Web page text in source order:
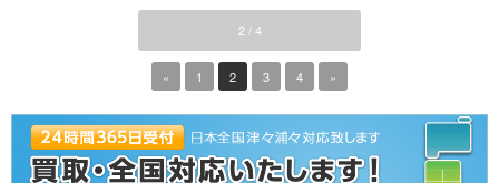
2 / 4
« 1 2 3 4 »